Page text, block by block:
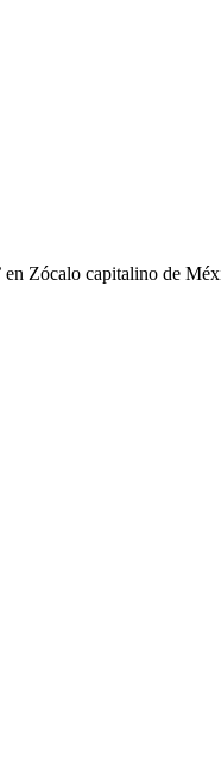
en Zócalo capitalino de